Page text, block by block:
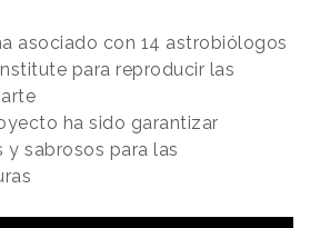
asociado con 14 astrobiólogos
para reproducir las
ha sido garantizar
sabrosos para las